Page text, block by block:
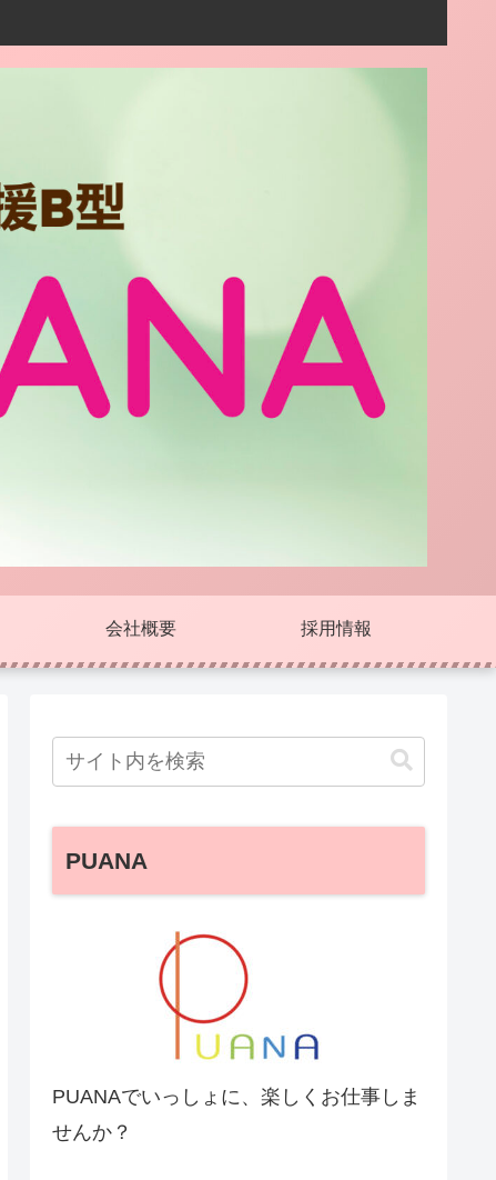
会社概要 採用情報
PUANA
PUANAでいっしょに、楽しくお仕事しま
せんか？